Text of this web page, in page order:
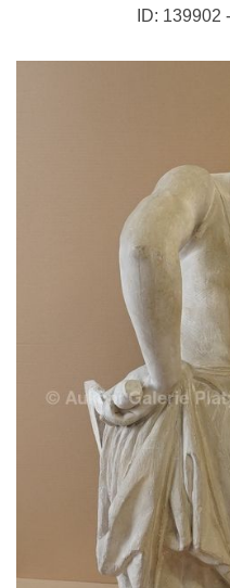
ID: 139902 -